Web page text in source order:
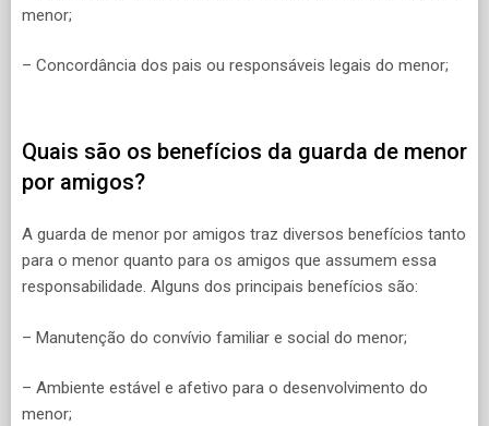
menor;
– Concordância dos pais ou responsáveis legais do menor;
Quais são os benefícios da guarda de menor
por amigos?
A guarda de menor por amigos traz diversos benefícios tanto
para o menor quanto para os amigos que assumem essa
responsabilidade. Alguns dos principais benefícios são:
– Manutenção do convívio familiar e social do menor;
– Ambiente estável e afetivo para o desenvolvimento do
menor;